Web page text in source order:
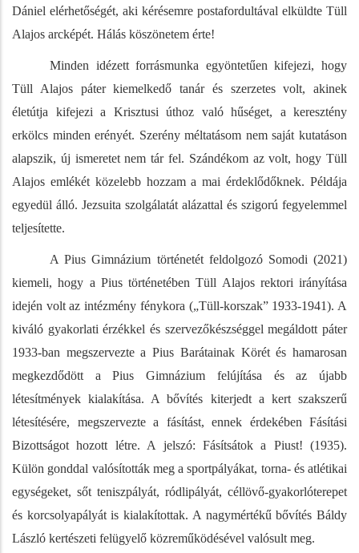
Dániel elérhetőségét, aki kérésemre postafordultával elküldte Tüll
Alajos arcképét. Hálás köszönetem érte!
Minden idézett forrásmunka egyöntetűen kifejezi, hogy
Tüll Alajos páter kiemelkedő tanár és szerzetes volt, akinek
életútja kifejezi a Krisztusi úthoz való hűséget, a keresztény
erkölcs minden erényét. Szerény méltatásom nem saját kutatáson
alapszik, új ismeretet nem tár fel. Szándékom az volt, hogy Tüll
Alajos emlékét közelebb hozzam a mai érdeklődőknek. Példája
egyedül álló. Jezsuita szolgálatát alázattal és szigorú fegyelemmel
teljesítette.
A Pius Gimnázium történetét feldolgozó Somodi (2021)
kiemeli, hogy a Pius történetében Tüll Alajos rektori irányítása
idején volt az intézmény fénykora („Tüll-korszak” 1933-1941). A
kiváló gyakorlati érzékkel és szervezőkészséggel megáldott páter
1933-ban megszervezte a Pius Barátainak Körét és hamarosan
megkezdődött a Pius Gimnázium felújítása és az újabb
létesítmények kialakítása. A bővítés kiterjedt a kert szakszerű
létesítésére, megszervezte a fásítást, ennek érdekében Fásítási
Bizottságot hozott létre. A jelszó: Fásítsátok a Piust! (1935).
Külön gonddal valósították meg a sportpályákat, torna- és atlétikai
egységeket, sőt teniszpályát, ródlipályát, céllövő-gyakorlóterepet
és korcsolyapályát is kialakítottak. A nagymértékű bővítés Báldy
László kertészeti felügyelő közreműködésével valósult meg.